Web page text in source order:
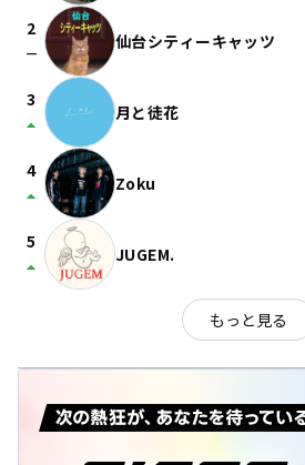
2
check_indeterminate_small 仙台シティーキャッツ
3
arrow_drop_up 月と徒花
4
arrow_drop_up Zoku
5
arrow_drop_up JUGEM.
もっと見る